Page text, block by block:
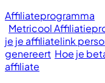
Affiliateprogramma
Metricool
je je affiliatelink
genereert Hoe je
affiliate